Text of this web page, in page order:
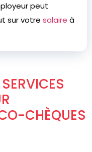
peut
sur votre salaire à
CHÈQUES